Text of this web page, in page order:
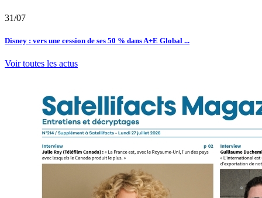
31/07
Disney : vers une cession de ses 50 % dans A+E Global ...
Voir toutes les actus